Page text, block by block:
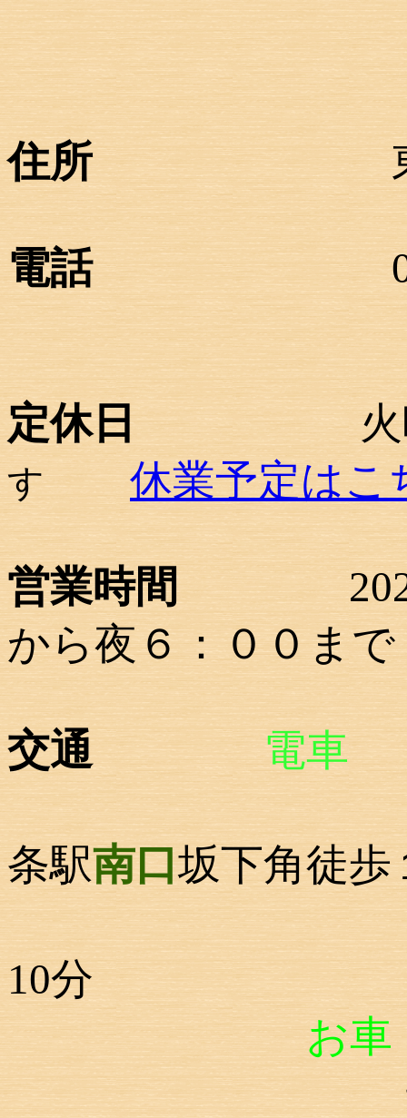
住所東京都北
電話03-
定休日火曜
す 休業予定はこ
営業時間2020/7/
から夜６：００まで
交通
電車
ＪＲ京浜
条駅南口坂下角徒歩
JR埼京線
10分
お車